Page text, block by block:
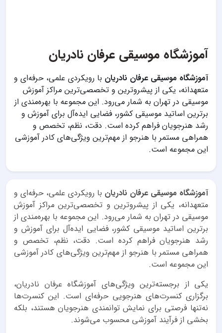
آموزشگاه موسیقی عرفان نادریان
آموزشگاه موسیقی عرفان نادریان با رویکردی علمی، حرفه‌ای و
متعهدانه، یکی از پیشروترین و تخصصی‌ترین مراکز آموزش
موسیقی در تهران به شمار می‌رود. این مجموعه با بهره‌مندی از
برترین اساتید موسیقی کشور، فضایی ایده‌آل برای آموزش و
رشد هنرجویان فراهم کرده است. دقت، نظم، تخصص و
همراهی مستمر با هنرجو از مهم‌ترین ویژگی‌های کادر آموزشی
این مجموعه است.
آموزشگاه موسیقی عرفان نادریان با رویکردی علمی، حرفه‌ای و
متعهدانه، یکی از پیشروترین و تخصصی‌ترین مراکز آموزش
موسیقی در تهران به شمار می‌رود. این مجموعه با بهره‌مندی از
برترین اساتید موسیقی کشور، فضایی ایده‌آل برای آموزش و
رشد هنرجویان فراهم کرده است. دقت، نظم، تخصص و
همراهی مستمر با هنرجو از مهم‌ترین ویژگی‌های کادر آموزشی
این مجموعه است.
یکی از برجسته‌ترین ویژگی‌های آموزشگاه عرفان نادریان،
برگزاری کنسرت‌های هنرجویی حرفه‌ای است. این کنسرت‌ها
نه‌تنها فرصتی برای نمایش توانمندی هنرجویان هستند، بلکه
بخشی از فرآیند آموزشی محسوب می‌شوند.